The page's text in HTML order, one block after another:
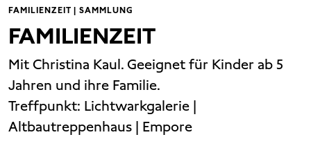
FAMILIENZEIT | SAMMLUNG
FAMILIENZEIT
Mit Christina Kaul. Geeignet für Kinder ab 5
Jahren und ihre Familie.
Treffpunkt: Lichtwarkgalerie |
Altbautreppenhaus | Empore